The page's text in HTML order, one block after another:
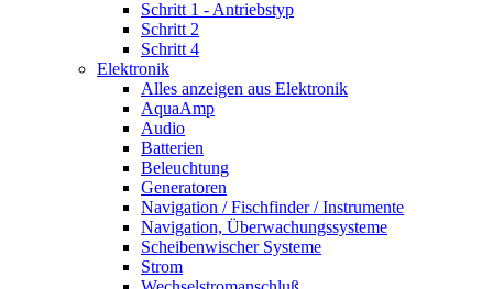
Schritt 1 - Antriebstyp
Schritt 2
Schritt 4
Elektronik
Alles anzeigen aus Elektronik
AquaAmp
Audio
Batterien
Beleuchtung
Generatoren
Navigation / Fischfinder / Instrumente
Navigation, Überwachungssysteme
Scheibenwischer Systeme
Strom